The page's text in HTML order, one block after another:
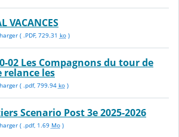
VACANCES
( .PDF, 729.31 ko)
02 Les Compagnons du tour de
relance les
( .pdf, 799.94 ko)
Scenario Post 3e 2025-2026
( .pdf, 1.69 Mo)